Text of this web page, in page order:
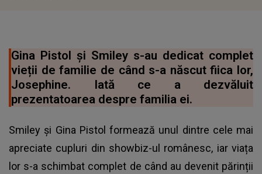
Gina Pistol și Smiley s-au dedicat complet
vieții de familie de când s-a născut fiica lor,
Josephine. Iată ce a dezvăluit
prezentatoarea despre familia ei.
Smiley și Gina Pistol formează unul dintre cele mai
apreciate cupluri din showbiz-ul românesc, iar viața
lor s-a schimbat complet de când au devenit părinții